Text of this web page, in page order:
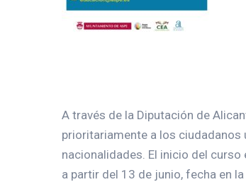
A través de la Diputación de
prioritariamente a los ciudadanos
nacionalidades. El inicio del
a partir del 13 de junio, fecha en